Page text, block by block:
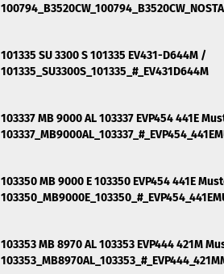
101335 SU 3300 S 101335 EV431-D644M /
101335_SU3300S_101335_#_EV431D644M
103337 MB 9000 AL 103337 EVP454 441E
103350 MB 9000 E 103350 EVP454 441E
103353 MB 8970 AL 103353 EVP444 421M